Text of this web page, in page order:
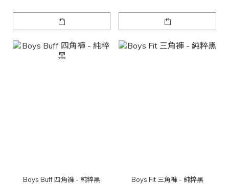
Boys Buff 四角褲 - 純粹黑 Boys Fit 三角褲 - 純粹黑